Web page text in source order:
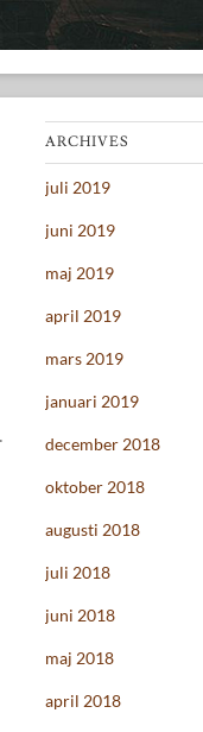
ARCHIVES
juli 2019
juni 2019
maj 2019
april 2019
mars 2019
januari 2019
december 2018
oktober 2018
augusti 2018
juli 2018
juni 2018
maj 2018
april 2018